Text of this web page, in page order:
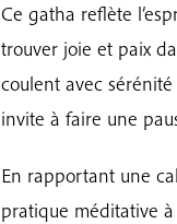
Ce gatha reflète
trouver joie et paix
coulent avec
invite à faire une
En rapportant une
pratique méditative